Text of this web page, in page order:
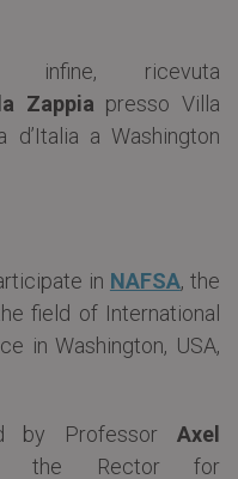
infine, ricevuta
Zappia presso Villa
d’Italia a Washington
in NAFSA, the
field of International
in Washington, USA,
by Professor Axel
the Rector for